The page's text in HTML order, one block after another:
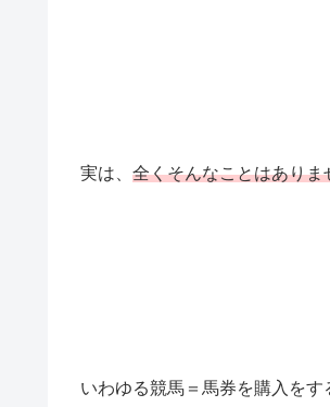
実は、 全くそんなことはありま
いわゆる競馬＝馬券を購入をす